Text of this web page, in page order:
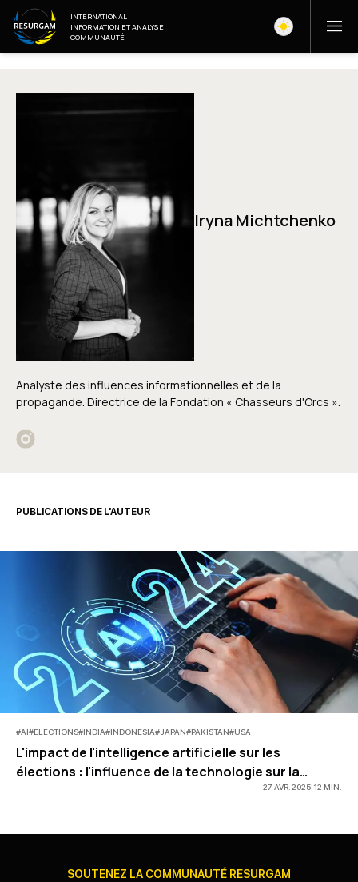
INTERNATIONAL
INFORMATION ET ANALYSE
COMMUNAUTÉ
Iryna Michtchenko
Analyste des influences informationnelles et de la
propagande. Directrice de la Fondation « Chasseurs d'Orcs ».
PUBLICATIONS DE L'AUTEUR
#AI#ELECTIONS#INDIA#INDONESIA#JAPAN#PAKISTAN#USA
L'impact de l'intelligence artificielle sur les
élections : l'influence de la technologie sur la
27 AVR. 2025|12 MIN
SOUTENEZ LA COMMUNAUTÉ RESURGAM